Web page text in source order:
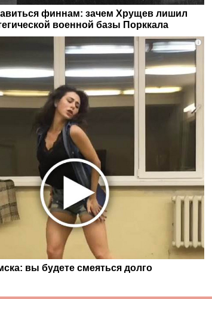
финнам: зачем Хрущев лишил
военной базы Порккала
i
вы будете смеяться долго